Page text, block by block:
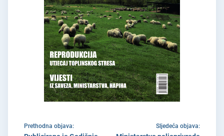
Prethodna objava: Sljedeća objava: